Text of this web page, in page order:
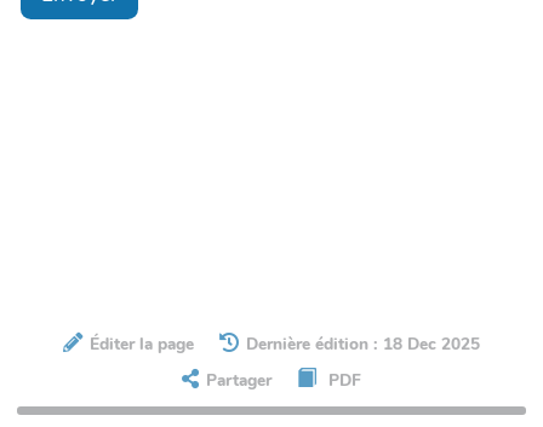
Éditer la page
Dernière édition : 18 Dec 2025
Partager
PDF